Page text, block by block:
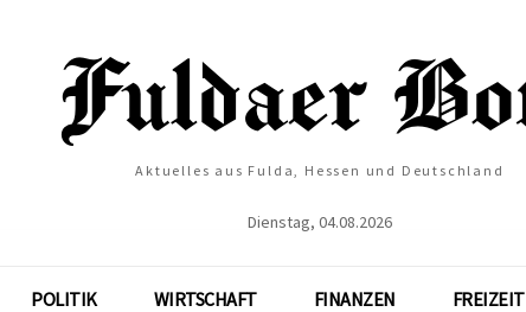
Aktuelles aus Fulda, Hessen und Deutschland
Dienstag, 04.08.2026
POLITIK WIRTSCHAFT FINANZEN FREIZEIT